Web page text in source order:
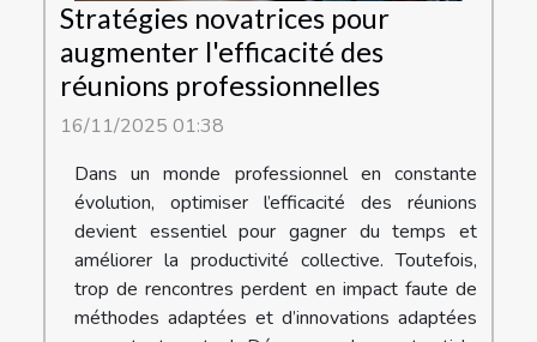
Stratégies novatrices pour
augmenter l'efficacité des
réunions professionnelles
16/11/2025 01:38
Dans un monde professionnel en constante
évolution, optimiser l’efficacité des réunions
devient essentiel pour gagner du temps et
améliorer la productivité collective. Toutefois,
trop de rencontres perdent en impact faute de
méthodes adaptées et d’innovations adaptées